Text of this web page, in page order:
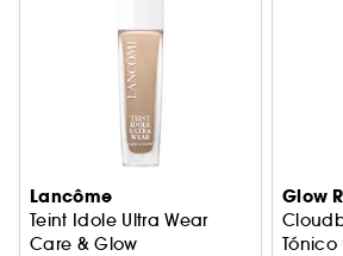
Lancôme
Teint Idole Ultra Wear
Care & Glow
Glow